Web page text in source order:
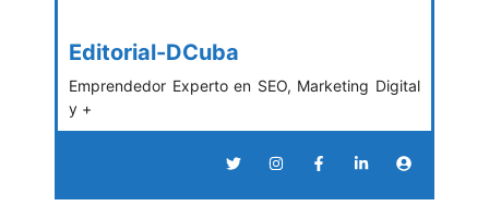
Editorial-DCuba
Emprendedor Experto en SEO, Marketing Digital
y +